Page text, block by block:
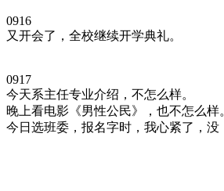
0916
又开会了，全校继续开学典礼。
0917
今天系主任专业介绍，不怎么样。
晚上看电影《男性公民》，也不怎么样
今日选班委，报名字时，我心紧了，没